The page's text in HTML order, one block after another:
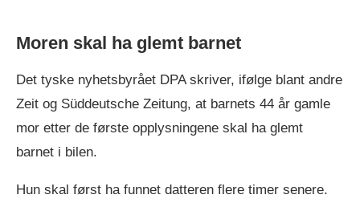
Moren skal ha glemt barnet
Det tyske nyhetsbyrået DPA skriver, ifølge blant andre
Zeit og Süddeutsche Zeitung, at barnets 44 år gamle
mor etter de første opplysningene skal ha glemt
barnet i bilen.
Hun skal først ha funnet datteren flere timer senere.